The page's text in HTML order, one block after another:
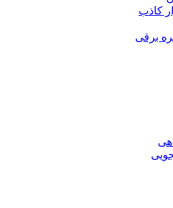
کاذب
برقی